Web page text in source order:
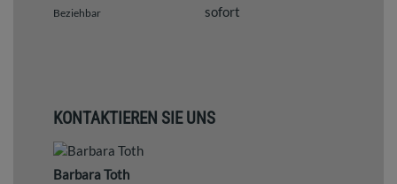
Beziehbar sofort
KONTAKTIEREN SIE UNS
Barbara Toth